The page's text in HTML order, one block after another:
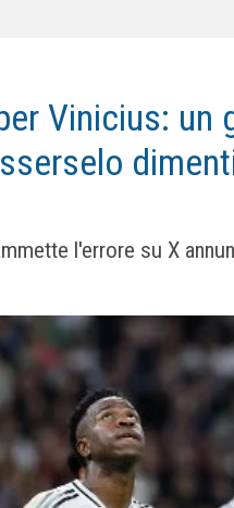
Vinicius: un
l'errore su X